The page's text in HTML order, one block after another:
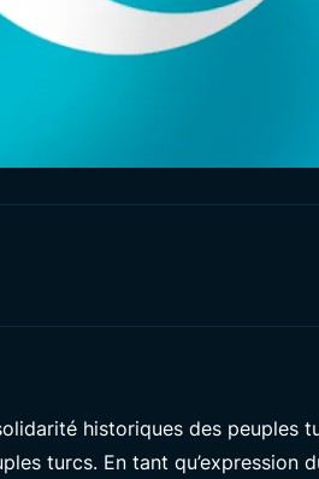
historiques des peuples
turcs. En tant